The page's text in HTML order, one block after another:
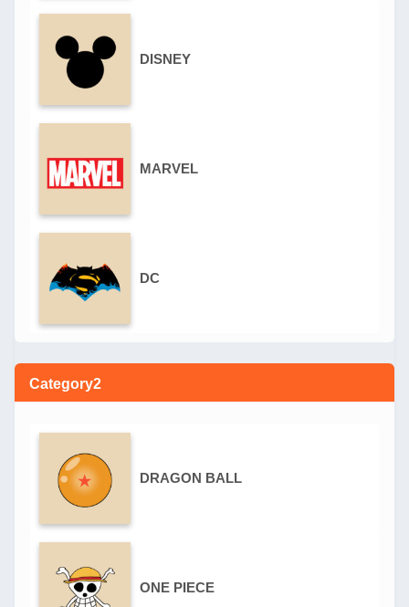
DISNEY
MARVEL
DC
Category2
DRAGON BALL
ONE PIECE